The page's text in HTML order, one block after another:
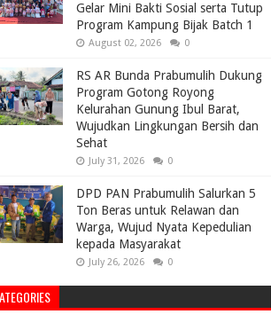
Gelar Mini Bakti Sosial serta Tutup
Program Kampung Bijak Batch 1
August 02, 2026 0
RS AR Bunda Prabumulih Dukung
Program Gotong Royong
Kelurahan Gunung Ibul Barat,
Wujudkan Lingkungan Bersih dan
Sehat
July 31, 2026 0
DPD PAN Prabumulih Salurkan 5
Ton Beras untuk Relawan dan
Warga, Wujud Nyata Kepedulian
kepada Masyarakat
July 26, 2026 0